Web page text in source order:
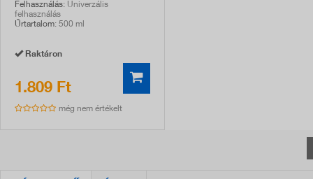
Felhasználás: Univerzális
felhasználás
Űrtartalom: 500 ml
Raktáron
1.809 Ft
még nem értékelt